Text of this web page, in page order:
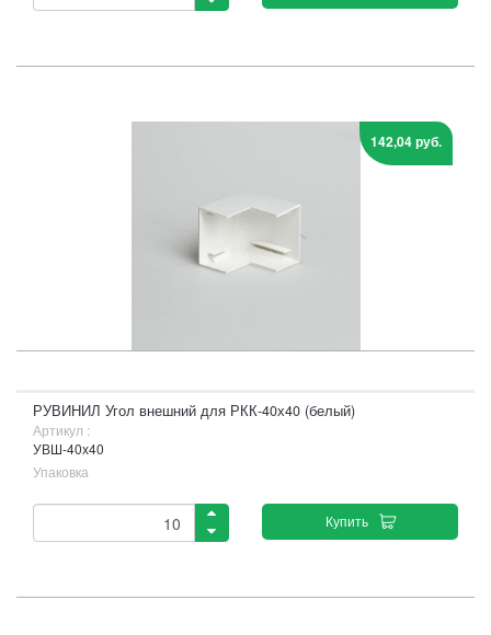
142,04 руб.
РУВИНИЛ Угол внешний для РКК-40х40 (белый)
Артикул :
УВШ-40х40
Упаковка
Купить